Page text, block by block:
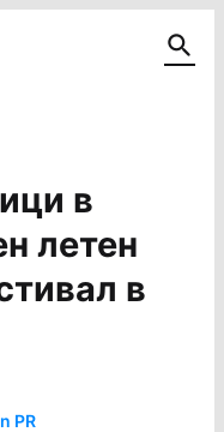
в
летен
в
PR